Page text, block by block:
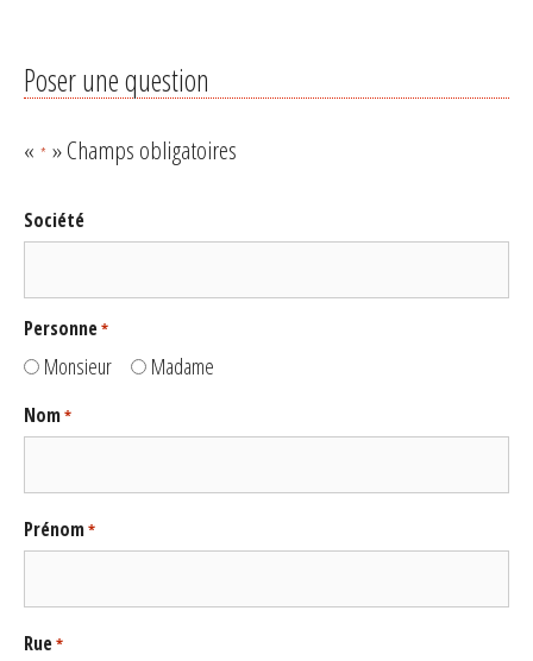
Poser une question
« * » Champs obligatoires
Société
Personne*
Monsieur Madame
Nom*
Prénom*
Rue*